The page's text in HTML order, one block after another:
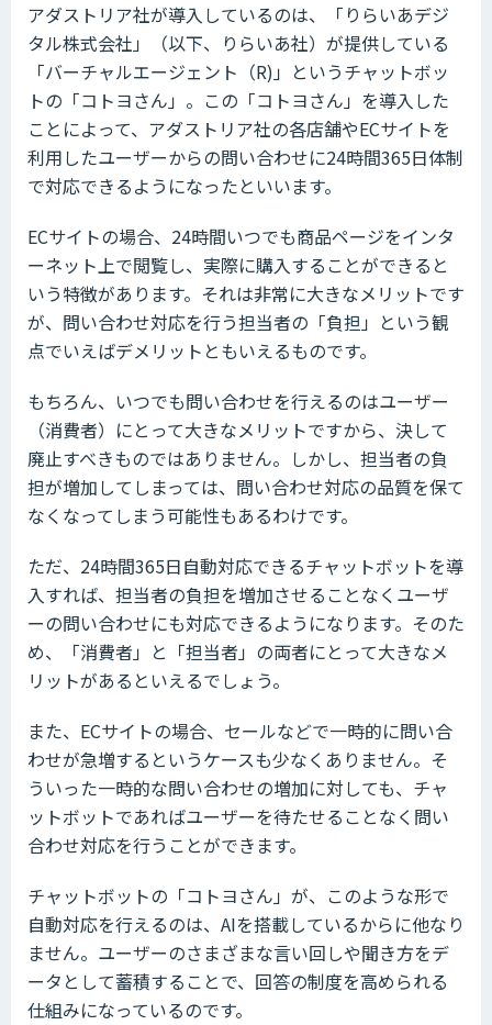
アダストリア社が導入しているのは、「りらいあデジ
タル株式会社」（以下、りらいあ社）が提供している
「バーチャルエージェント（R)」というチャットボッ
トの「コトヨさん」。この「コトヨさん」を導入した
ことによって、アダストリア社の各店舗やECサイトを
利用したユーザーからの問い合わせに24時間365日体制
で対応できるようになったといいます。
ECサイトの場合、24時間いつでも商品ページをインタ
ーネット上で閲覧し、実際に購入することができると
いう特徴があります。それは非常に大きなメリットです
が、問い合わせ対応を行う担当者の「負担」という観
点でいえばデメリットともいえるものです。
もちろん、いつでも問い合わせを行えるのはユーザー
（消費者）にとって大きなメリットですから、決して
廃止すべきものではありません。しかし、担当者の負
担が増加してしまっては、問い合わせ対応の品質を保て
なくなってしまう可能性もあるわけです。
ただ、24時間365日自動対応できるチャットボットを導
入すれば、担当者の負担を増加させることなくユーザ
ーの問い合わせにも対応できるようになります。そのた
め、「消費者」と「担当者」の両者にとって大きなメ
リットがあるといえるでしょう。
また、ECサイトの場合、セールなどで一時的に問い合
わせが急増するというケースも少なくありません。そ
ういった一時的な問い合わせの増加に対しても、チャ
ットボットであればユーザーを待たせることなく問い
合わせ対応を行うことができます。
チャットボットの「コトヨさん」が、このような形で
自動対応を行えるのは、AIを搭載しているからに他なり
ません。ユーザーのさまざまな言い回しや聞き方をデ
ータとして蓄積することで、回答の制度を高められる
仕組みになっているのです。